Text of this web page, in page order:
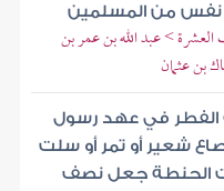
نفس من المسلمين
العشرة > عبد الله بن عمر بن
بن عثمان
الفطر في عهد رسول
شعير أو تمر أو سلت
الحنطة جعل نصف